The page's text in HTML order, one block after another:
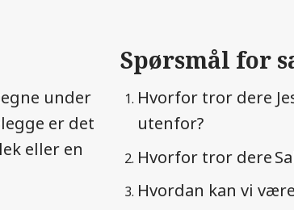
under
er det
eller en
Spørsmål for
Hvorfor tror dere
utenfor?
Hvorfor tror dere
Hvordan kan vi